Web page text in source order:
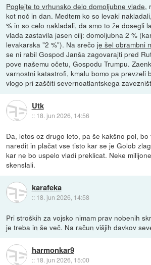
Poglejte to vrhunsko delo domoljubne vlade,
kot noč in dan. Medtem ko so levaki
% in so celo nakladali, da smo to že dosegli
vlada zastavila jasen cilj: domoljubna 2 %
levakarska "2 %"). Na srečoje šel obrambni
se ni rabil Gospod Janša zagovarajti pred
pove našemu očetu, Gospodu Trumpu.
varnostni katastrofi, kmalu bomo pa prevzeli
vlogo pri zaščiti severnoatlantskega
Utk
:: 18. jun 2026, 14:56
Da, letos oz drugo leto, pa še kakšno pol,
naredit in plačat vse tisto kar se je Golob
kar ne bo uspelo vladi preklicat. Neke
skenslali.
karafeka
:: 18. jun 2026, 14:58
Pri stroških za vojsko nimam prav nobenih
je treba in še več. Na račun višjih davkov
harmonkar9
:: 18. jun 2026, 15:00